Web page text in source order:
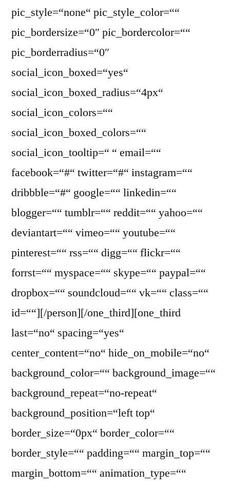
pic_style=“none“ pic_style_color=““
pic_bordersize=“0″ pic_bordercolor=““
pic_borderradius=“0″
social_icon_boxed=“yes“
social_icon_boxed_radius=“4px“
social_icon_colors=““
social_icon_boxed_colors=““
social_icon_tooltip=“ “ email=““
facebook=“#“ twitter=“#“ instagram=““
dribbble=“#“ google=““ linkedin=““
blogger=““ tumblr=““ reddit=““ yahoo=““
deviantart=““ vimeo=““ youtube=““
pinterest=““ rss=““ digg=““ flickr=““
forrst=““ myspace=““ skype=““ paypal=““
dropbox=““ soundcloud=““ vk=““ class=““
id=““][/person][/one_third][one_third
last=“no“ spacing=“yes“
center_content=“no“ hide_on_mobile=“no“
background_color=““ background_image=““
background_repeat=“no-repeat“
background_position=“left top“
border_size=“0px“ border_color=““
border_style=““ padding=““ margin_top=““
margin_bottom=““ animation_type=““